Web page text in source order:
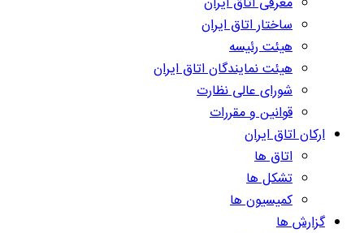
ساختار اتاق ایران
هیئت رئیسه
هیئت نمایندگان اتاق ایران
شورای عالی نظارت
قوانین و مقررات
ارکان اتاق ایران
اتاق ها
تشکل ها
کمیسیون ها
گزارش ها